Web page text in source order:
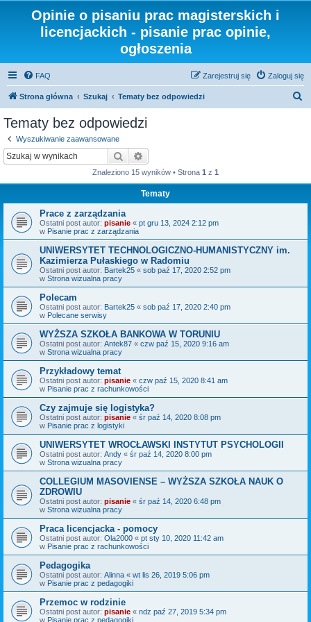
Opinie o pisaniu prac magisterskich i
licencjackich - pisanie prac opinie,
ogłoszenia
FAQ Zaloguj się
Zarejestruj się
Strona główna Szukaj Tematy bez odpowiedzi
Tematy bez odpowiedzi
Wyszukiwanie zaawansowane
Szukaj
Znaleziono 15 wyników • Strona 1 z 1
Tematy
Prace z zarządzania
Ostatni post autor: pisanie « pt gru 13, 2024 2:12 pm
w Pisanie prac z zarządzania
UNIWERSYTET TECHNOLOGICZNO-HUMANISTYCZNY im.
Kazimierza Pułaskiego w Radomiu
Ostatni post autor: Bartek25 « sob paź 17, 2020 2:52 pm
w Strona wizualna pracy
Polecam
Ostatni post autor: Bartek25 « sob paź 17, 2020 2:40 pm
w Polecane serwisy
WYŻSZA SZKOŁA BANKOWA W TORUNIU
Ostatni post autor: Antek87 « czw paź 15, 2020 9:16 am
w Strona wizualna pracy
Przykładowy temat
Ostatni post autor: pisanie « czw paź 15, 2020 8:41 am
w Pisanie prac z rachunkowości
Czy zajmuje się logistyka?
Ostatni post autor: pisanie « śr paź 14, 2020 8:08 pm
w Pisanie prac z logistyki
UNIWERSYTET WROCŁAWSKI INSTYTUT PSYCHOLOGII
Ostatni post autor: Andy « śr paź 14, 2020 8:00 pm
w Strona wizualna pracy
COLLEGIUM MASOVIENSE – WYŻSZA SZKOŁA NAUK O
ZDROWIU
Ostatni post autor: pisanie « śr paź 14, 2020 6:48 pm
w Strona wizualna pracy
Praca licencjacka - pomocy
Ostatni post autor: Ola2000 « pt sty 10, 2020 11:42 am
w Pisanie prac z rachunkowości
Pedagogika
Ostatni post autor: Alinna « wt lis 26, 2019 5:06 pm
w Pisanie prac z pedagogiki
Przemoc w rodzinie
Ostatni post autor: pisanie « ndz paź 27, 2019 5:34 pm
w Pisanie prac z pedagogiki